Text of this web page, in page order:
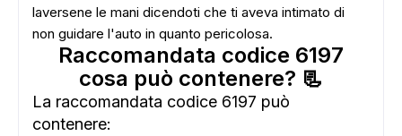
laversene le mani dicendoti che ti aveva intimato di
non guidare l'auto in quanto pericolosa.
Raccomandata codice 6197
cosa può contenere? 📃
La raccomandata codice 6197 può
contenere: